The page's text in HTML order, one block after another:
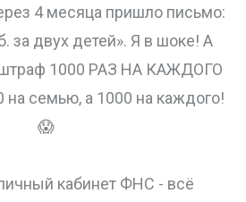
4 месяца пришло письмо:
за двух детей». Я в шоке! А
1000 РАЗ НА КАЖДОГО
семью, а 1000 на каждого!
😱
кабинет ФНС - всё